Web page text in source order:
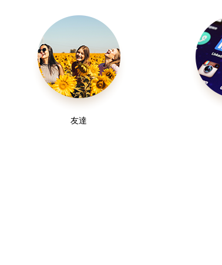
友達